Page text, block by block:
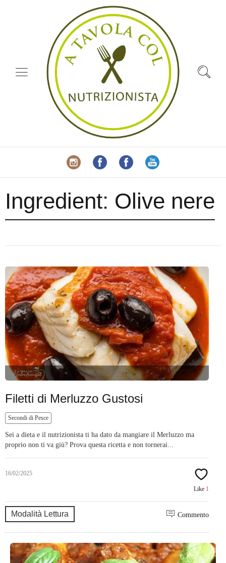
Ingredient: Olive nere
Filetti di Merluzzo Gustosi
Secondi di Pesce
Sei a dieta e il nutrizionista ti ha dato da mangiare il Merluzzo ma
proprio non ti va giù? Prova questa ricetta e non tornerai...
16/02/2025
Like 1
Modalità Lettura Commento